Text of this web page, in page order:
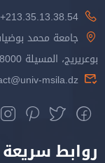
213.35.13.38.54+
جامعة محمد
بوعريريج، المسيلة 28000 الجزائر
msila.dz
روابط سريعة